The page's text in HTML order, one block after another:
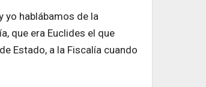
yo hablábamos de la
que era Euclides el que
Estado, a la Fiscalía cuando